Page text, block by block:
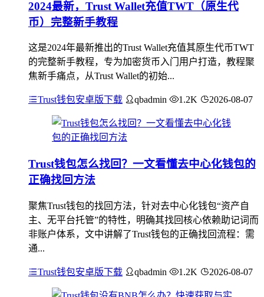
2024最新，Trust Wallet充值TWT（原生代
币）完整新手教程
这是2024年最新推出的Trust Wallet充值其原生代币TWT
的完整新手教程，专为加密货币入门用户打造，教程聚
焦新手痛点，从Trust Wallet的初始...
Trust钱包安卓版下载 qbadmin 1.2K 2026-08-07
Trust钱包怎么找回？一文看懂去中心化钱包的
正确找回方法
聚焦Trust钱包的找回方法，针对去中心化钱包“资产自
主、无平台托管”的特性，明确其找回核心依赖助记词而
非账户体系，文中讲解了Trust钱包的正确找回流程：需
通...
Trust钱包安卓版下载 qbadmin 1.2K 2026-08-07